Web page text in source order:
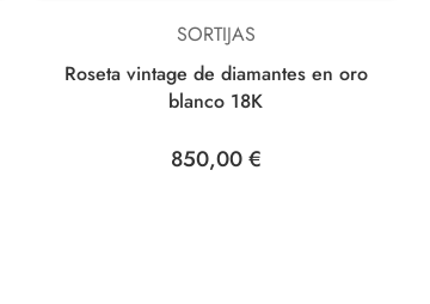
SORTIJAS
Roseta vintage de diamantes en oro
blanco 18K
850,00 €